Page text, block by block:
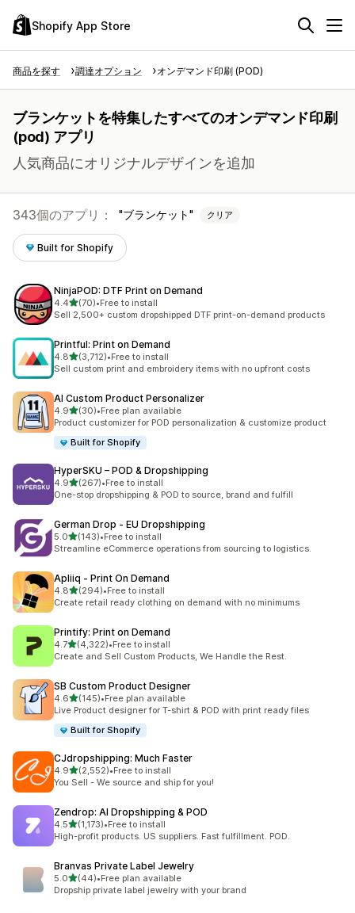
Shopify App Store
商品を探す 調達オプション オンデマンド印刷 (POD)
ブランケットを特集したすべてのオンデマンド印刷
(pod) アプリ
人気商品にオリジナルデザインを追加
343個のアプリ： ブランケット クリア
Built for Shopify
NinjaPOD: DTF Print on Demand
4.45つ星中
(70)
合計レビュー数：70件
•Free to install
Sell 2,500+ custom dropshipped DTF print-on-demand products
Printful: Print on Demand
4.85つ星中
(3,712)
合計レビュー数：3712件
•Free to install
Sell custom print and embroidery items with no upfront costs
AI Custom Product Personalizer
4.95つ星中
(30)
合計レビュー数：30件
•Free plan available
Product customizer for POD personalization & customize product
Built for Shopify
HyperSKU – POD & Dropshipping
4.95つ星中
(267)
合計レビュー数：267件
•Free to install
One-stop dropshipping & POD to source, brand and fulfill
German Drop ‑ EU Dropshipping
5.05つ星中
(143)
合計レビュー数：143件
•Free to install
Streamline eCommerce operations from sourcing to logistics.
Apliiq ‑ Print On Demand
4.85つ星中
(294)
合計レビュー数：294件
•Free to install
Create retail ready clothing on demand with no minimums
Printify: Print on Demand
4.75つ星中
(4,322)
合計レビュー数：4322件
•Free to install
Create and Sell Custom Products, We Handle the Rest.
SB Custom Product Designer
4.65つ星中
(145)
合計レビュー数：145件
•Free plan available
Live Product designer for T-shirt & POD with print ready files
Built for Shopify
CJdropshipping: Much Faster
4.95つ星中
(2,552)
合計レビュー数：2552件
•Free to install
You Sell - We source and ship for you!
Zendrop: AI Dropshipping & POD
4.55つ星中
(1,173)
合計レビュー数：1173件
•Free to install
High-profit products. US suppliers. Fast fulfillment. POD.
Branvas Private Label Jewelry
5.05つ星中
(44)
合計レビュー数：44件
•Free plan available
Dropship private label jewelry with your brand